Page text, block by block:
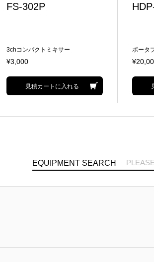
FS-302P
3chコンパクトミキサー
¥3,000
見積カートに入れる
ポータ
具付属
EQUIPMENT SEARCH